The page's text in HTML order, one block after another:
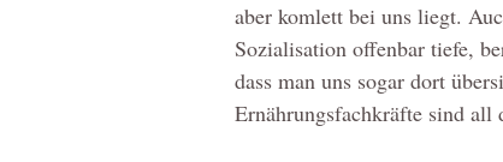
aber komlett bei uns liegt.
Sozialisation offenbar tiefe,
dass man uns sogar dort
Ernährungsfachkräfte sind all